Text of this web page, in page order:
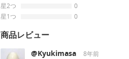
星2つ
0
星1つ
0
商品レビュー
@Kyukimasa 8年前